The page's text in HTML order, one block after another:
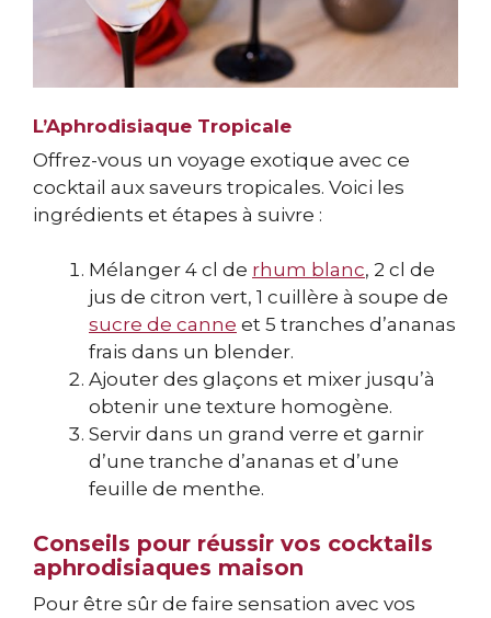
L’Aphrodisiaque Tropicale
Offrez-vous un voyage exotique avec ce
cocktail aux saveurs tropicales. Voici les
ingrédients et étapes à suivre :
Mélanger 4 cl de rhum blanc, 2 cl de
jus de citron vert, 1 cuillère à soupe de
sucre de canne et 5 tranches d’ananas
frais dans un blender.
Ajouter des glaçons et mixer jusqu’à
obtenir une texture homogène.
Servir dans un grand verre et garnir
d’une tranche d’ananas et d’une
feuille de menthe.
Conseils pour réussir vos cocktails
aphrodisiaques maison
Pour être sûr de faire sensation avec vos